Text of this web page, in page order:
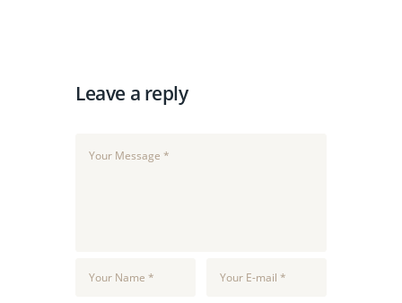
Leave a reply